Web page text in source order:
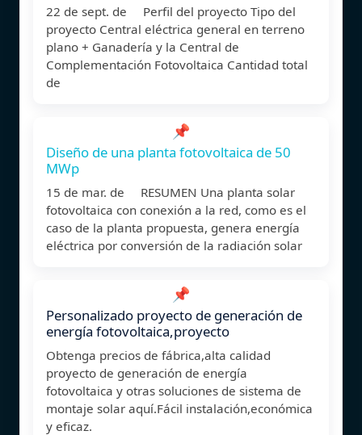
22 de sept. de Perfil del proyecto Tipo del
proyecto Central eléctrica general en terreno
plano + Ganadería y la Central de
Complementación Fotovoltaica Cantidad total
de
📌
Diseño de una planta fotovoltaica de 50
MWp
15 de mar. de RESUMEN Una planta solar
fotovoltaica con conexión a la red, como es el
caso de la planta propuesta, genera energía
eléctrica por conversión de la radiación solar
📌
Personalizado proyecto de generación de
energía fotovoltaica,proyecto
Obtenga precios de fábrica,alta calidad
proyecto de generación de energía
fotovoltaica y otras soluciones de sistema de
montaje solar aquí.Fácil instalación,económica
y eficaz.